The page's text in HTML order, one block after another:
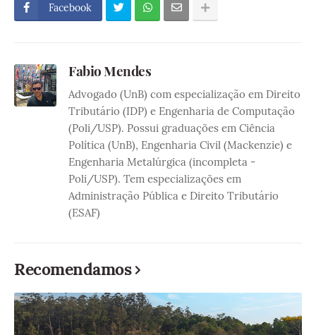
Facebook
Fabio Mendes
Advogado (UnB) com especialização em Direito
Tributário (IDP) e Engenharia de Computação
(Poli/USP). Possui graduações em Ciência
Política (UnB), Engenharia Civil (Mackenzie) e
Engenharia Metalúrgica (incompleta -
Poli/USP). Tem especializações em
Administração Pública e Direito Tributário
(ESAF)
Recomendamos